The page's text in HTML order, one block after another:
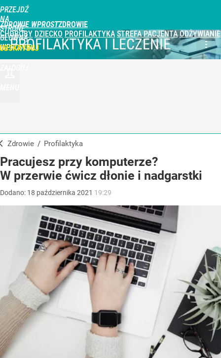
PRZEJDŹ
NA
STRONĘ
GŁÓWNĄ
WPROST.PL
ZDROWIE WPROST
CHOROBY DZIECKO PROFILAKTYKA STREFA PACJENTA ODŻYWIANIE
PROFILAKTYKA I LECZENIE
Zdrowie / Profilaktyka
Pracujesz przy komputerze?
W przerwie ćwicz dłonie i nadgarstki
Dodano: 18 października 2021 19:29